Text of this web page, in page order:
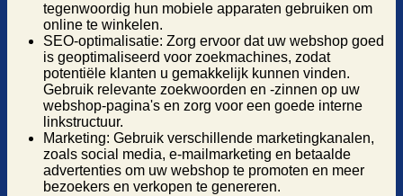
tegenwoordig hun mobiele apparaten gebruiken om
online te winkelen.
SEO-optimalisatie: Zorg ervoor dat uw webshop goed
is geoptimaliseerd voor zoekmachines, zodat
potentiële klanten u gemakkelijk kunnen vinden.
Gebruik relevante zoekwoorden en -zinnen op uw
webshop-pagina's en zorg voor een goede interne
linkstructuur.
Marketing: Gebruik verschillende marketingkanalen,
zoals social media, e-mailmarketing en betaalde
advertenties om uw webshop te promoten en meer
bezoekers en verkopen te genereren.